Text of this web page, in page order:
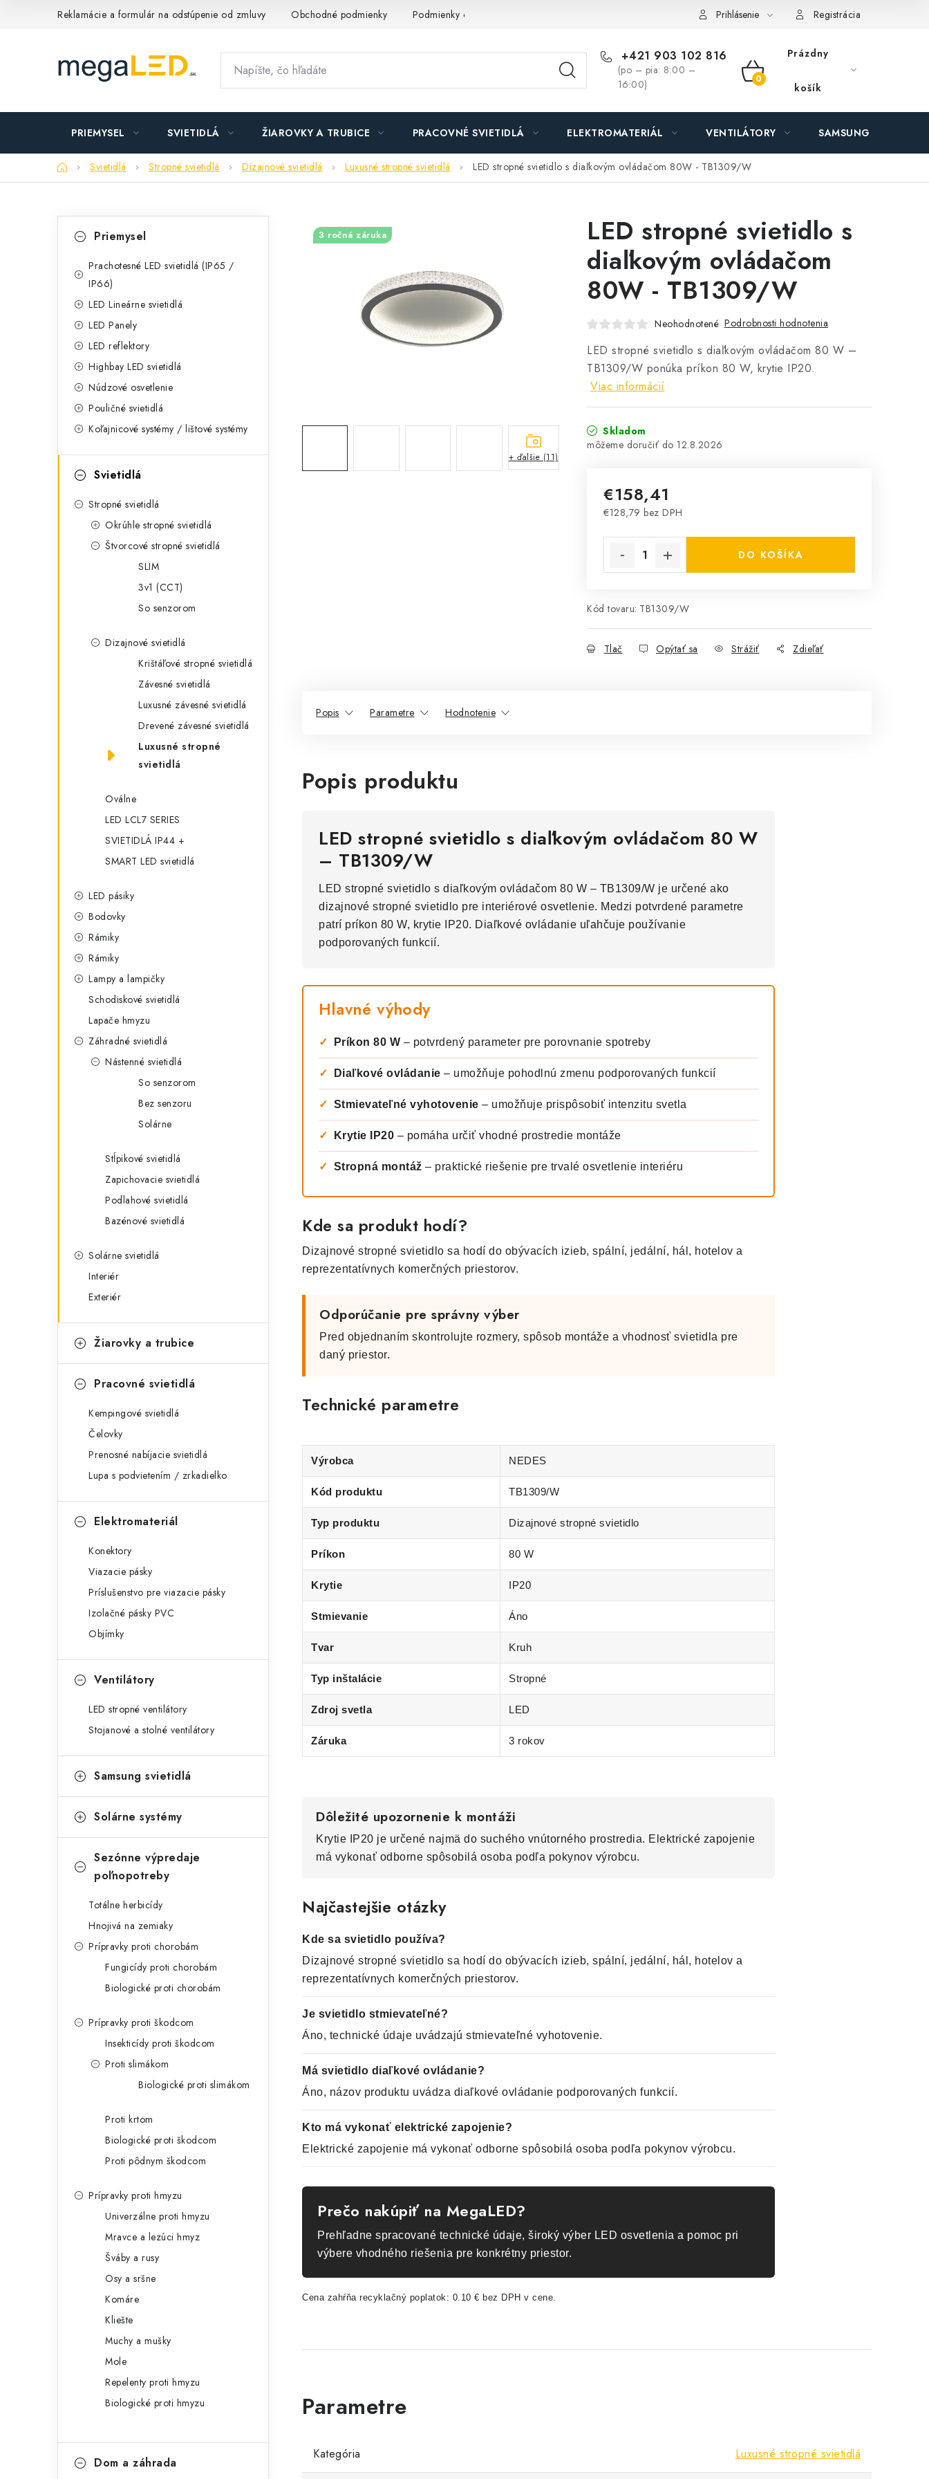
Reklamácie a formulár na odstúpenie od zmluvy Obchodné podmienky Podmienky ochrany osobných údajov O nás - MEGALED & JANTON Zákamenné Zľavy pre profíkov
Prihlásenie Registrácia
+421 903 102 816
(po – pia: 8:00 –
16:00)
NÁKUPNÝ
KOŠÍK
Prázdny
košík
PRIEMYSEL SVIETIDLÁ ŽIAROVKY A TRUBICE PRACOVNÉ SVIETIDLÁ ELEKTROMATERIÁL VENTILÁTORY SAMSUNG SVIETIDLÁ
DomovSvietidlá Stropné svietidlá Dizajnové svietidlá Luxusné stropné svietidlá LED stropné svietidlo s diaľkovým ovládačom 80W - TB1309/W
l
kategóriePriemysel
Prachotesné LED svietidlá (IP65 /
IP66)
LED Lineárne svietidlá
LED Panely
LED reflektory
Highbay LED svietidlá
Núdzové osvetlenie
Pouličné svietidlá
Koľajnicové systémy / lištové systémy
Svietidlá
Stropné svietidlá
Okrúhle stropné svietidlá
Štvorcové stropné svietidlá
SLIM
3v1 (CCT)
So senzorom
Dizajnové svietidlá
Krištáľové stropné svietidlá
Závesné svietidlá
Luxusné závesné svietidlá
Drevené závesné svietidlá
Luxusné stropné
svietidlá
Oválne
LED LCL7 SERIES
SVIETIDLÁ IP44 +
SMART LED svietidlá
LED pásiky
Bodovky
Rámiky
Rámiky
Lampy a lampičky
Schodiskové svietidlá
Lapače hmyzu
Záhradné svietidlá
Nástenné svietidlá
So senzorom
Bez senzoru
Solárne
Stĺpikové svietidlá
Zapichovacie svietidlá
Podlahové svietidlá
Bazénové svietidlá
Solárne svietidlá
Interiér
Exteriér
Žiarovky a trubice
Pracovné svietidlá
Kempingové svietidlá
Čelovky
Prenosné nabíjacie svietidlá
Lupa s podvietením / zrkadielko
Elektromateriál
Konektory
Viazacie pásky
Príslušenstvo pre viazacie pásky
Izolačné pásky PVC
Objímky
Ventilátory
LED stropné ventilátory
Stojanové a stolné ventilátory
Samsung svietidlá
Solárne systémy
Sezónne výpredaje
poľnopotreby
Totálne herbicídy
Hnojivá na zemiaky
Prípravky proti chorobám
Fungicídy proti chorobám
Biologické proti chorobám
Prípravky proti škodcom
Insekticídy proti škodcom
Proti slimákom
Biologické proti slimákom
Proti krtom
Biologické proti škodcom
Proti pôdnym škodcom
Prípravky proti hmyzu
Univerzálne proti hmyzu
Mravce a lezúci hmyz
Šváby a rusy
Osy a sršne
Komáre
Kliešte
Muchy a mušky
Mole
Repelenty proti hmyzu
Biologické proti hmyzu
Dom a záhrada
LED stropné svietidlo s
diaľkovým ovládačom
80W - TB1309/W
Neohodnotené Podrobnosti hodnotenia
LED stropné svietidlo s diaľkovým ovládačom 80 W –
TB1309/W ponúka príkon 80 W, krytie IP20.
Viac informácií
Skladom
12.8.2026
€158,41
€128,79 bez DPH
DO KOŠÍKA
Kód tovaru: TB1309/W
Tlač Opýtať sa Strážiť Zdieľať
3 ročná záruka
+ ďalšie (11)
Popis Parametre Hodnotenie
Popis produktu
LED stropné svietidlo s diaľkovým ovládačom 80 W
– TB1309/W
LED stropné svietidlo s diaľkovým ovládačom 80 W – TB1309/W je určené ako
dizajnové stropné svietidlo pre interiérové osvetlenie. Medzi potvrdené parametre
patrí príkon 80 W, krytie IP20. Diaľkové ovládanie uľahčuje používanie
podporovaných funkcií.
Hlavné výhody
✓ Príkon 80 W – potvrdený parameter pre porovnanie spotreby
✓ Diaľkové ovládanie – umožňuje pohodlnú zmenu podporovaných funkcií
✓ Stmievateľné vyhotovenie – umožňuje prispôsobiť intenzitu svetla
✓ Krytie IP20 – pomáha určiť vhodné prostredie montáže
✓ Stropná montáž – praktické riešenie pre trvalé osvetlenie interiéru
Kde sa produkt hodí?
Dizajnové stropné svietidlo sa hodí do obývacích izieb, spální, jedální, hál, hotelov a
reprezentatívnych komerčných priestorov.
Odporúčanie pre správny výber
Pred objednaním skontrolujte rozmery, spôsob montáže a vhodnosť svietidla pre
daný priestor.
Technické parametre
Výrobca NEDES
Kód produktu TB1309/W
Typ produktu Dizajnové stropné svietidlo
Príkon 80 W
Krytie IP20
Stmievanie Áno
Tvar Kruh
Typ inštalácie Stropné
Zdroj svetla LED
Záruka 3 rokov
Dôležité upozornenie k montáži
Krytie IP20 je určené najmä do suchého vnútorného prostredia. Elektrické zapojenie
má vykonať odborne spôsobilá osoba podľa pokynov výrobcu.
Najčastejšie otázky
Kde sa svietidlo používa?
Dizajnové stropné svietidlo sa hodí do obývacích izieb, spální, jedální, hál, hotelov a
reprezentatívnych komerčných priestorov.
Je svietidlo stmievateľné?
Áno, technické údaje uvádzajú stmievateľné vyhotovenie.
Má svietidlo diaľkové ovládanie?
Áno, názov produktu uvádza diaľkové ovládanie podporovaných funkcií.
Kto má vykonať elektrické zapojenie?
Elektrické zapojenie má vykonať odborne spôsobilá osoba podľa pokynov výrobcu.
Prečo nakúpiť na MegaLED?
Prehľadne spracované technické údaje, široký výber LED osvetlenia a pomoc pri
výbere vhodného riešenia pre konkrétny priestor.
Cena zahŕňa recyklačný poplatok: 0.10 € bez DPH v cene.
Kategória Luxusné stropné svietidlá